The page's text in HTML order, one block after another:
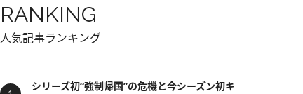
RANKING
人気記事ランキング
シリーズ初“強制帰国”の危機と今シーズン初キ